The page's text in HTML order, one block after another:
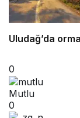
Uludağ’da
0
Mutlu
0